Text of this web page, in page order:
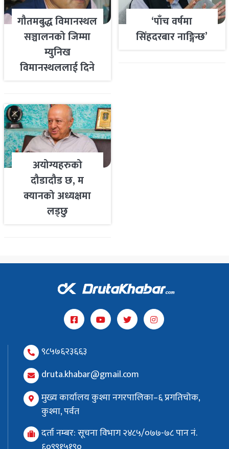
गौतमबुद्ध विमानस्थल
सञ्चालनको जिम्मा
म्युनिख
विमानस्थललाई दिने
‘पाँच वर्षमा
सिंहदरबार नाङ्गिन्छ’
अयोग्यहरुको
दौडादौड छ, म
क्यानको अध्यक्षमा
लड्छु
९८५७६२३६६३
druta.khabar@gmail.com
मुख्य कार्यालय कुश्मा नगरपालिका–६ प्रगतिचोक,
कुश्मा, पर्वत
दर्ता नम्बर: सूचना विभाग २४८५/०७७-७८ पान नं.